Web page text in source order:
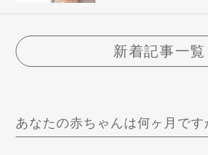
新着記事一覧
あなたの赤ちゃんは何ヶ月です